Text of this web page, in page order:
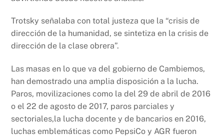
Trotsky señalaba con total justeza que la “crisis de
dirección de la humanidad, se sintetiza en la crisis de
dirección de la clase obrera”.
Las masas en lo que va del gobierno de Cambiemos,
han demostrado una amplia disposición a la lucha.
Paros, movilizaciones como la del 29 de abril de 2016
o el 22 de agosto de 2017, paros parciales y
sectoriales,la lucha docente y de bancarios en 2016,
luchas emblemáticas como PepsiCo y AGR fueron